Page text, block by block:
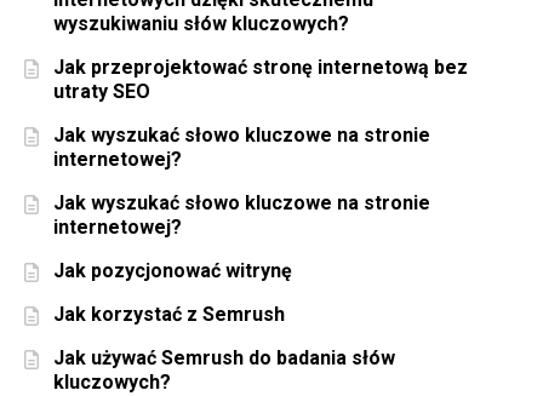
wyszukiwaniu słów kluczowych?
Jak przeprojektować stronę internetową bez
utraty SEO
Jak wyszukać słowo kluczowe na stronie
internetowej?
Jak wyszukać słowo kluczowe na stronie
internetowej?
Jak pozycjonować witrynę
Jak korzystać z Semrush
Jak używać Semrush do badania słów
kluczowych?